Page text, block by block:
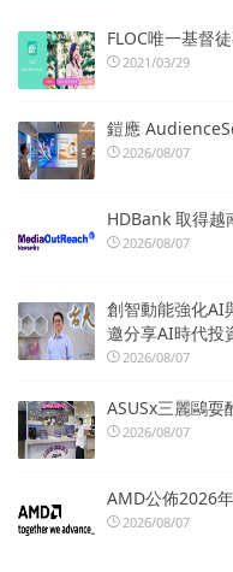
FLOC唯一基督
2021/03/29
鎧應
2026/08/07
HDBank 取得越
2026/08/07
創智動能強化AI
邀分享AI時代投
2026/08/07
ASUSx三麗鷗耍
2026/08/07
AMD公佈2026
2026/08/07